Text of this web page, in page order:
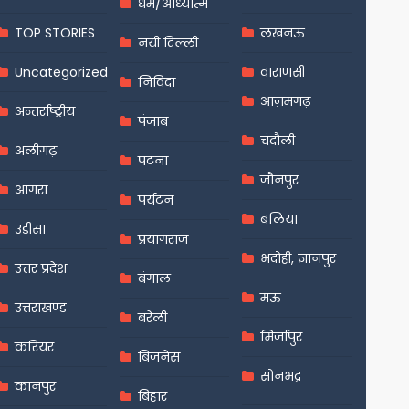
TOP STORIES
Uncategorized
अन्तर्राष्ट्रीय
अलीगढ़
आगरा
उड़ीसा
उत्तर प्रदेश
उत्तराखण्ड
करियर
कानपुर
धर्म/आध्यात्म
नयी दिल्ली
निविदा
पंजाब
पटना
पर्यटन
प्रयागराज
बंगाल
बरेली
बिजनेस
बिहार
लखनऊ
वाराणसी
आज़मगढ़
चंदौली
जौनपुर
बलिया
भदोही, ज्ञानपुर
मऊ
मिर्जापुर
सोनभद्र